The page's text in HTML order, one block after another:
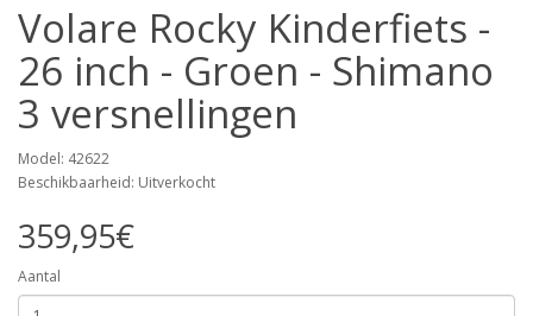
Volare Rocky Kinderfiets -
26 inch - Groen - Shimano
3 versnellingen
Model: 42622
Beschikbaarheid: Uitverkocht
359,95€
Aantal